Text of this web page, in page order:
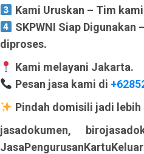
Kami Uruskan – Tim
SKPWNI Siap
diproses.
Kami melayani Jakarta.
Pesan jasa kami di
Pindah domisili jadi lebih
jasadokumen,